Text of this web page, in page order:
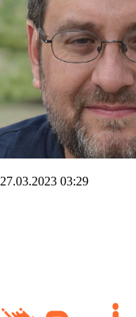
27.03.2023 03:29